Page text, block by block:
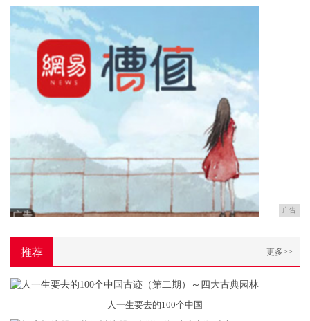
广告
推荐 更多>>
人一生要去的100个中国